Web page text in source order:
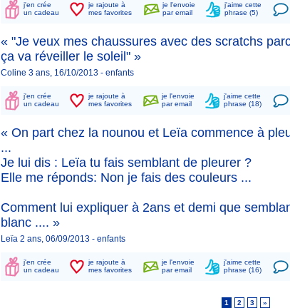
j'en crée
un cadeau
je rajoute à
mes favorites
je l'envoie
par email
j'aime cette
phrase (5)
« "Je veux mes chaussures avec des scratchs
ça va réveiller le soleil" »
Coline 3 ans, 16/10/2013 - enfants
j'en crée
un cadeau
je rajoute à
mes favorites
je l'envoie
par email
j'aime cette
phrase (18)
« On part chez la nounou et Leïa commence à
...
Je lui dis : Leïa tu fais semblant de pleurer ?
Elle me réponds: Non je fais des couleurs ...
Comment lui expliquer à 2ans et demi que
blanc .... »
Leïa 2 ans, 06/09/2013 - enfants
j'en crée
un cadeau
je rajoute à
mes favorites
je l'envoie
par email
j'aime cette
phrase (16)
1 2 3 »